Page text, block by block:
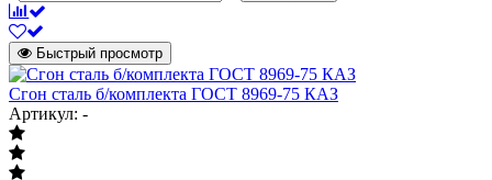
Быстрый просмотр
Сгон сталь б/комплекта ГОСТ 8969-75 КАЗ
Артикул: -